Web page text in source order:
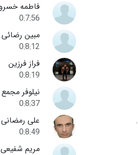
فاطمه
0:7:56
مبین رضائی
0:8:12
فراز فرزین
0:8:19
نیلوفر مجمع
0:8:37
علی رمضانی
0:8:49
مریم شفیعی